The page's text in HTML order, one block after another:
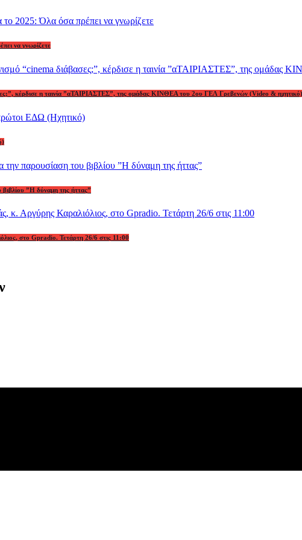
να γνωρίζετε
κέρδισε η ταινία ”αΤΑΙΡΙΑΣΤΕΣ”, της ομάδας ΚΙΝΘΕΑ του 2ου ΓΕΛ Γρεβενών (Video & ηχητικό)
”Η δύναμη της ήττας”
στο Gpradio. Τετάρτη 26/6 στις 11:00